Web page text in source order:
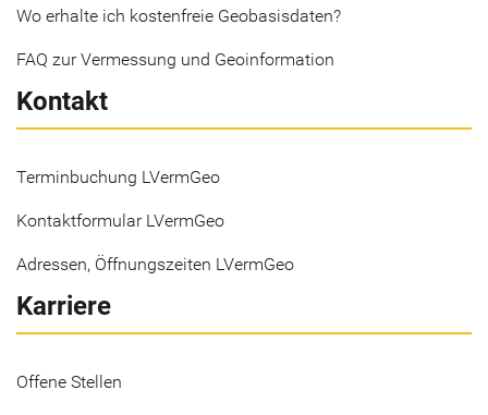
Wo erhalte ich kostenfreie Geobasisdaten?
FAQ zur Vermessung und Geoinformation
Kontakt
Terminbuchung LVermGeo
Kontaktformular LVermGeo
Adressen, Öffnungszeiten LVermGeo
Karriere
Offene Stellen